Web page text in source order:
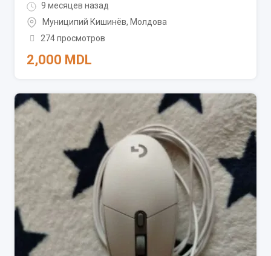
9 месяцев назад
Муниципий Кишинёв, Молдова
274 просмотров
2,000 MDL